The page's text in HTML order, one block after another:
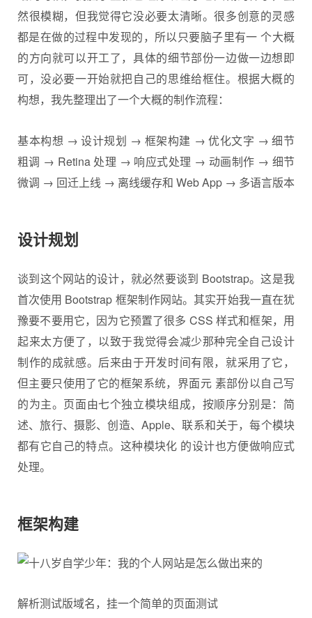
然很模糊，但我觉得它没必要太清晰。很多创意的灵感
都是在做的过程中发现的，所以只要脑子里有一 个大概
的方向就可以开工了，具体的细节部份一边做一边想即
可，没必要一开始就把自己的思维给框住。根据大概的
构想，我先整理出了一个大概的制作流程：
基本构想 → 设计规划 → 框架构建 → 优化文字 → 细节
粗调 → Retina 处理 → 响应式处理 → 动画制作 → 细节
微调 → 回迁上线 → 离线缓存和 Web App → 多语言版本
设计规划
谈到这个网站的设计，就必然要谈到 Bootstrap。这是我
首次使用 Bootstrap 框架制作网站。其实开始我一直在犹
豫要不要用它，因为它预置了很多 CSS 样式和框架，用
起来太方便了，以致于我觉得会减少那种完全自己设计
制作的成就感。后来由于开发时间有限，就采用了它，
但主要只使用了它的框架系统，界面元 素部份以自己写
的为主。页面由七个独立模块组成，按顺序分别是：简
述、旅行、摄影、创造、Apple、联系和关于，每个模块
都有它自己的特点。这种模块化 的设计也方便做响应式
处理。
框架构建
解析测试版域名，挂一个简单的页面测试